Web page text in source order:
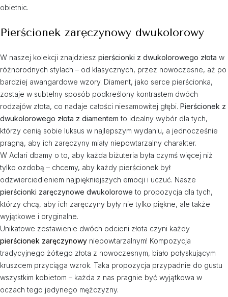
obietnic.
Pierścionek zaręczynowy dwukolorowy
W naszej kolekcji znajdziesz pierścionki z dwukolorowego złota w
różnorodnych stylach – od klasycznych, przez nowoczesne, aż po
bardziej awangardowe wzory. Diament, jako serce pierścionka,
zostaje w subtelny sposób podkreślony kontrastem dwóch
rodzajów złota, co nadaje całości niesamowitej głębi. Pierścionek z
dwukolorowego złota z diamentem to idealny wybór dla tych,
którzy cenią sobie luksus w najlepszym wydaniu, a jednocześnie
pragną, aby ich zaręczyny miały niepowtarzalny charakter.
W Aclari dbamy o to, aby każda biżuteria była czymś więcej niż
tylko ozdobą – chcemy, aby każdy pierścionek był
odzwierciedleniem najpiękniejszych emocji i uczuć. Nasze
pierścionki zaręczynowe dwukolorowe to propozycja dla tych,
którzy chcą, aby ich zaręczyny były nie tylko piękne, ale także
wyjątkowe i oryginalne.
Unikatowe zestawienie dwóch odcieni złota czyni każdy
pierścionek zaręczynowy niepowtarzalnym! Kompozycja
tradycyjnego żółtego złota z nowoczesnym, biało połyskującym
kruszcem przyciąga wzrok. Taka propozycja przypadnie do gustu
wszystkim kobietom – każda z nas pragnie być wyjątkowa w
oczach tego jedynego mężczyzny.